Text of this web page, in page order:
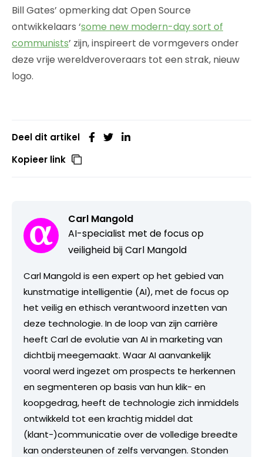
Bill Gates’ opmerking dat Open Source
ontwikkelaars ‘some new modern-day sort of
communists’ zijn, inspireert de vormgevers onder
deze vrije wereldveroveraars tot een strak, nieuw
logo.
Deel dit artikel
Kopieer link
Carl Mangold
AI-specialist met de focus op
veiligheid bij Carl Mangold
Carl Mangold is een expert op het gebied van
kunstmatige intelligentie (AI), met de focus op
het veilig en ethisch verantwoord inzetten van
deze technologie. In de loop van zijn carrière
heeft Carl de evolutie van AI in marketing van
dichtbij meegemaakt. Waar AI aanvankelijk
vooral werd ingezet om prospects te herkennen
en segmenteren op basis van hun klik- en
koopgedrag, heeft de technologie zich inmiddels
ontwikkeld tot een krachtig middel dat
(klant-)communicatie over de volledige breedte
kan ondersteunen of zelfs vervangen. Stonden